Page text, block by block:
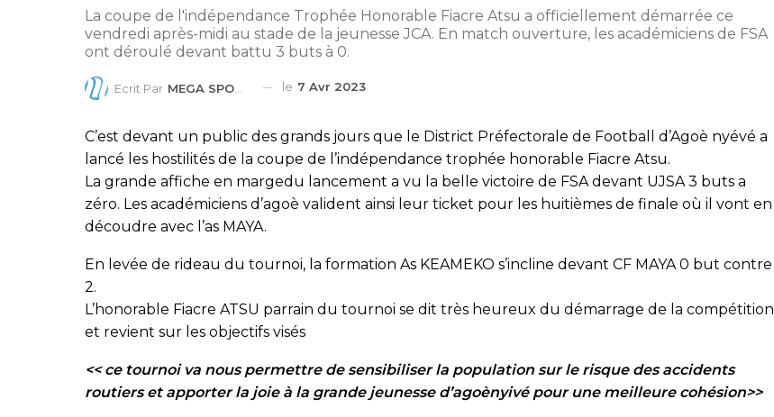
La coupe de l'indépendance Trophée Honorable Fiacre Atsu a officiellement démarrée ce
vendredi après-midi au stade de la jeunesse JCA. En match ouverture, les académiciens de FSA
ont déroulé devant battu 3 buts à 0.
Ecrit Par MEGA SPORTS le 7 Avr 2023
C’est devant un public des grands jours que le District Préfectorale de Football d’Agoè nyévé a
lancé les hostilités de la coupe de l’indépendance trophée honorable Fiacre Atsu.
La grande affiche en margedu lancement a vu la belle victoire de FSA devant UJSA 3 buts a
zéro. Les académiciens d’agoè valident ainsi leur ticket pour les huitièmes de finale où il vont en
découdre avec l’as MAYA.
En levée de rideau du tournoi, la formation As KEAMEKO s’incline devant CF MAYA 0 but contre
2.
L’honorable Fiacre ATSU parrain du tournoi se dit très heureux du démarrage de la compétition
et revient sur les objectifs visés
<< ce tournoi va nous permettre de sensibiliser la population sur le risque des accidents
routiers et apporter la joie à la grande jeunesse d’agoènyivé pour une meilleure cohésion>>